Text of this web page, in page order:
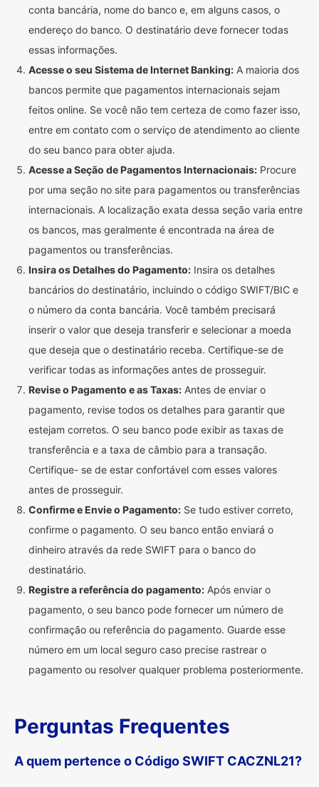
conta bancária, nome do banco e, em alguns casos, o
endereço do banco. O destinatário deve fornecer todas
essas informações.
Acesse o seu Sistema de Internet Banking: A maioria dos
bancos permite que pagamentos internacionais sejam
feitos online. Se você não tem certeza de como fazer isso,
entre em contato com o serviço de atendimento ao cliente
do seu banco para obter ajuda.
Acesse a Seção de Pagamentos Internacionais: Procure
por uma seção no site para pagamentos ou transferências
internacionais. A localização exata dessa seção varia entre
os bancos, mas geralmente é encontrada na área de
pagamentos ou transferências.
Insira os Detalhes do Pagamento: Insira os detalhes
bancários do destinatário, incluindo o código SWIFT/BIC e
o número da conta bancária. Você também precisará
inserir o valor que deseja transferir e selecionar a moeda
que deseja que o destinatário receba. Certifique-se de
verificar todas as informações antes de prosseguir.
Revise o Pagamento e as Taxas: Antes de enviar o
pagamento, revise todos os detalhes para garantir que
estejam corretos. O seu banco pode exibir as taxas de
transferência e a taxa de câmbio para a transação.
Certifique- se de estar confortável com esses valores
antes de prosseguir.
Confirme e Envie o Pagamento: Se tudo estiver correto,
confirme o pagamento. O seu banco então enviará o
dinheiro através da rede SWIFT para o banco do
destinatário.
Registre a referência do pagamento: Após enviar o
pagamento, o seu banco pode fornecer um número de
confirmação ou referência do pagamento. Guarde esse
número em um local seguro caso precise rastrear o
pagamento ou resolver qualquer problema posteriormente.
Perguntas Frequentes
A quem pertence o Código SWIFT CACZNL21?